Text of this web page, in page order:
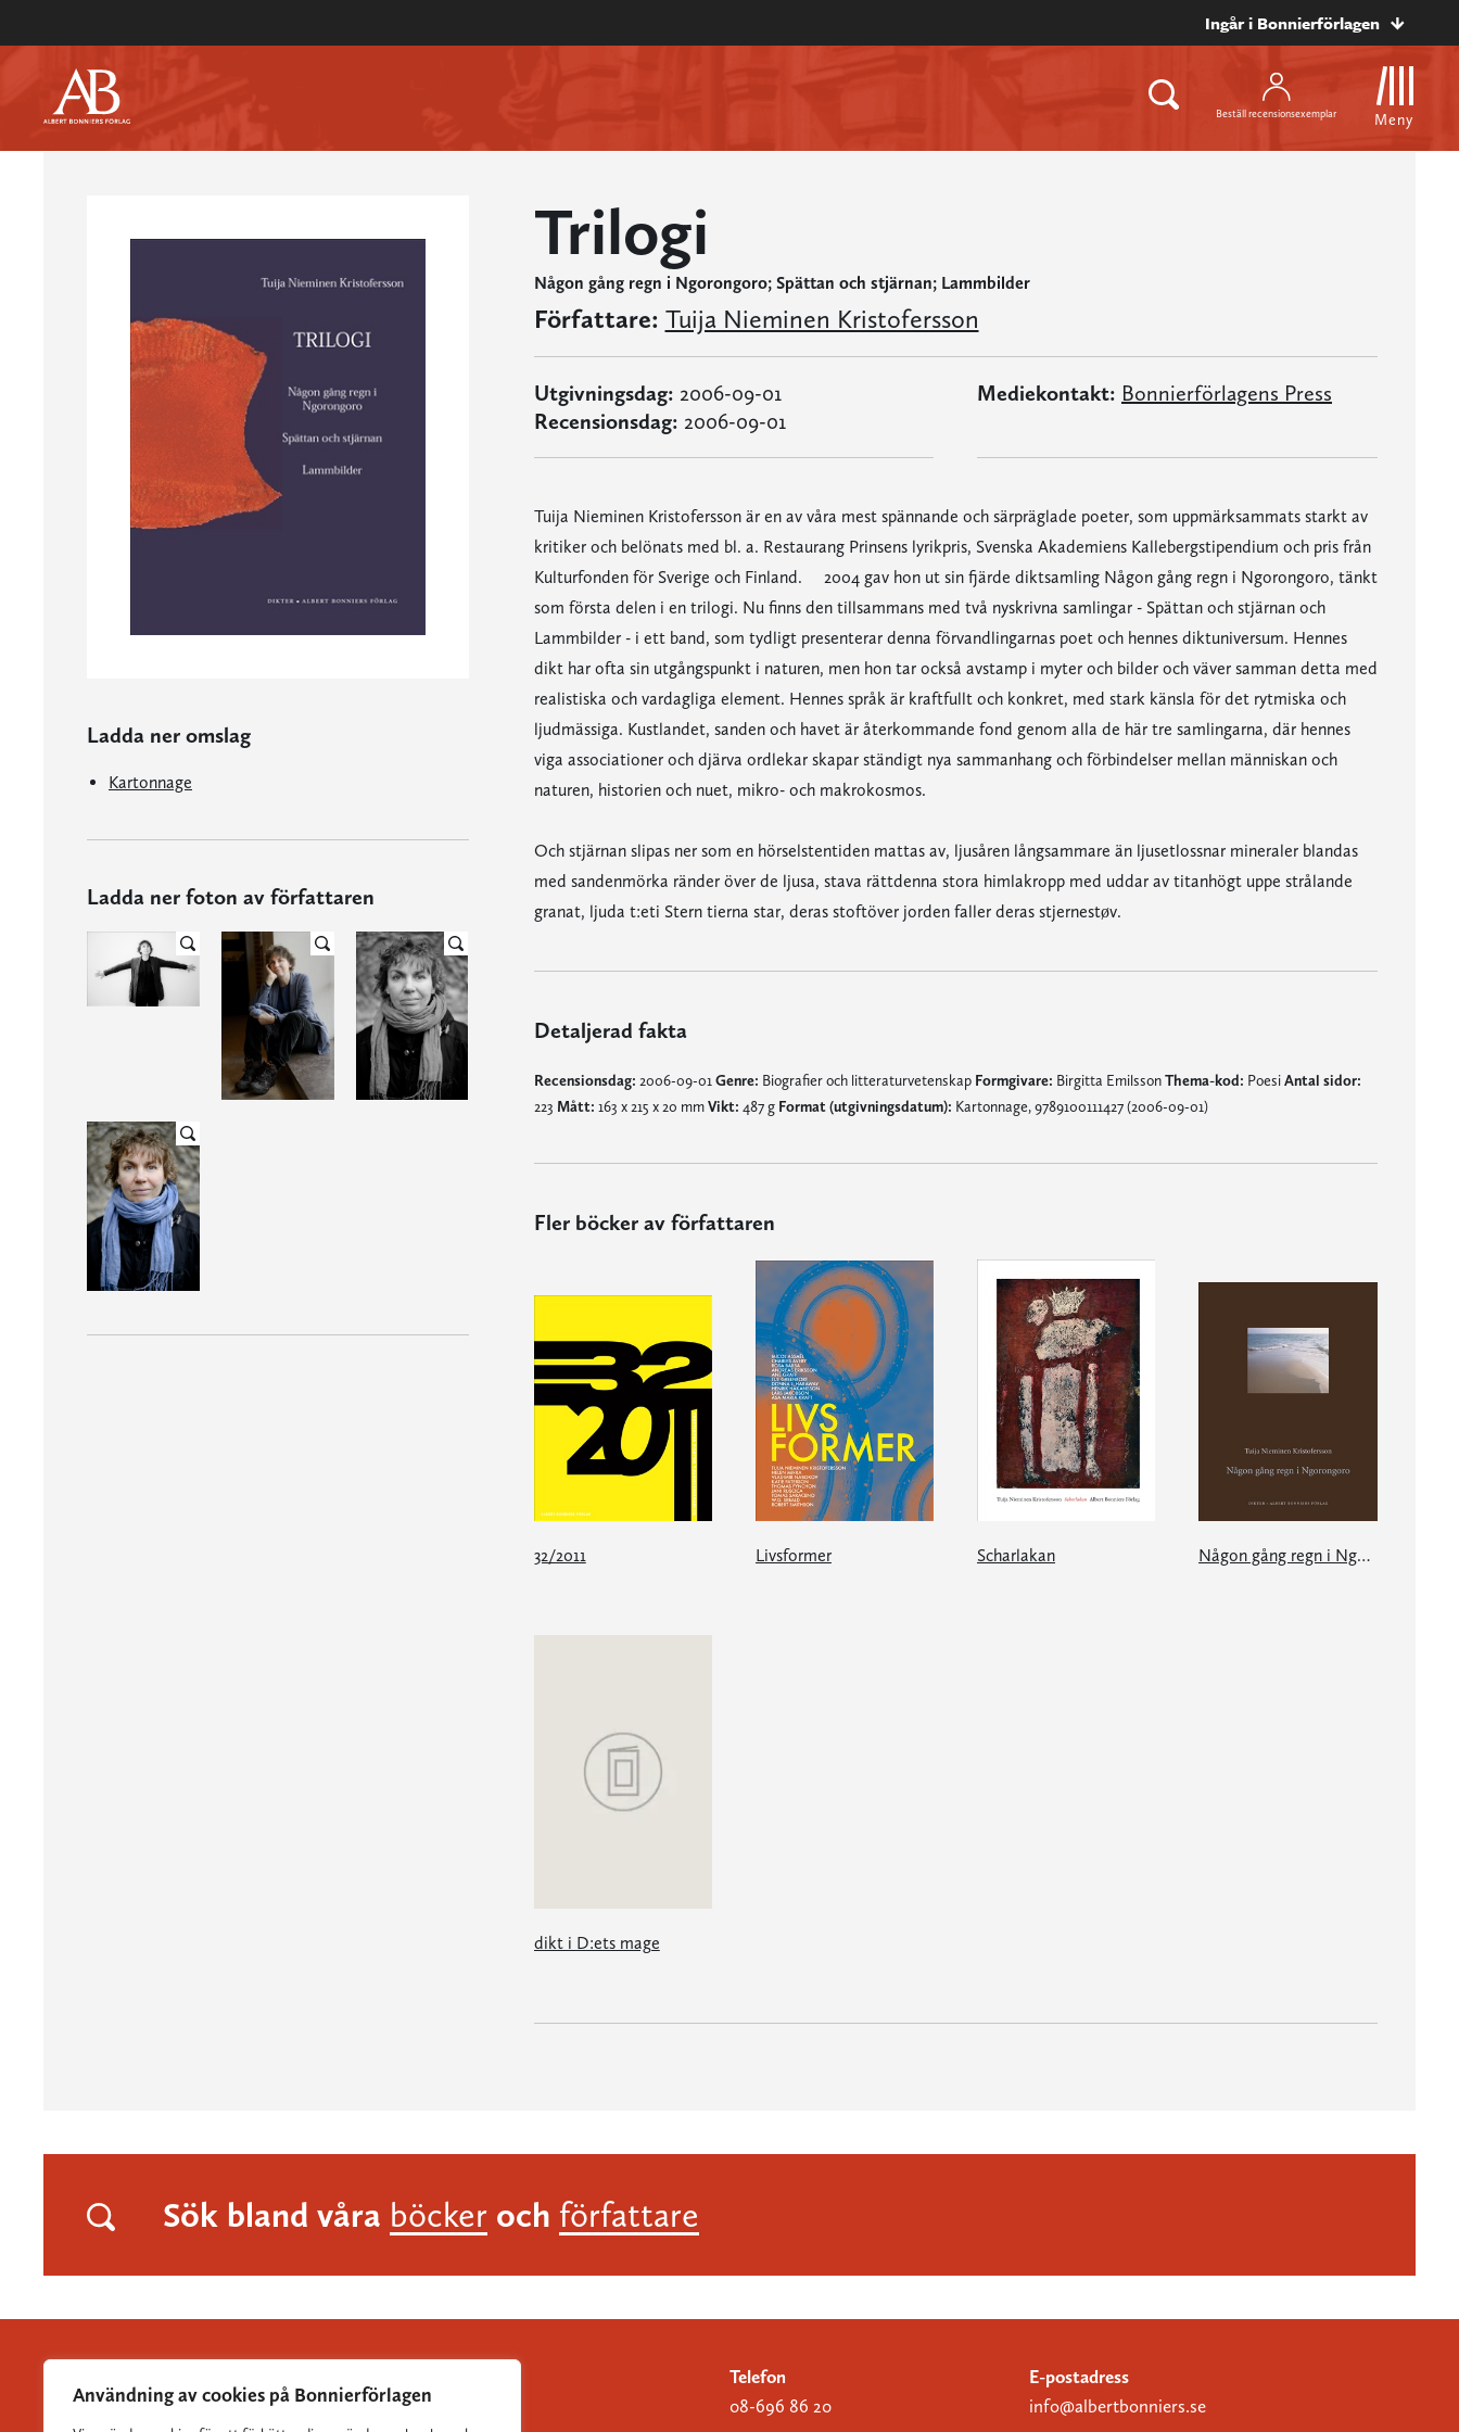
Användning av cookies på Bonnierförlagen
Ingår i Bonnierförlagen
Beställ recensionsexemplar Meny
Ladda ner omslag
Kartonnage
Ladda ner foton av författaren
Trilogi
Någon gång regn i Ngorongoro; Spättan och stjärnan; Lammbilder
Författare: Tuija Nieminen Kristofersson
Utgivningsdag: 2006-09-01
Recensionsdag: 2006-09-01
Mediekontakt: Bonnierförlagens Press
Tuija Nieminen Kristofersson är en av våra mest spännande och särpräglade poeter, som uppmärksammats starkt av
kritiker och belönats med bl. a. Restaurang Prinsens lyrikpris, Svenska Akademiens Kallebergstipendium och pris från
Kulturfonden för Sverige och Finland. 2004 gav hon ut sin fjärde diktsamling Någon gång regn i Ngorongoro, tänkt
som första delen i en trilogi. Nu finns den tillsammans med två nyskrivna samlingar - Spättan och stjärnan och
Lammbilder - i ett band, som tydligt presenterar denna förvandlingarnas poet och hennes diktuniversum. Hennes
dikt har ofta sin utgångspunkt i naturen, men hon tar också avstamp i myter och bilder och väver samman detta med
realistiska och vardagliga element. Hennes språk är kraftfullt och konkret, med stark känsla för det rytmiska och
ljudmässiga. Kustlandet, sanden och havet är återkommande fond genom alla de här tre samlingarna, där hennes
viga associationer och djärva ordlekar skapar ständigt nya sammanhang och förbindelser mellan människan och
naturen, historien och nuet, mikro- och makrokosmos.
Och stjärnan slipas ner som en hörselstentiden mattas av, ljusåren långsammare än ljusetlossnar mineraler blandas
med sandenmörka ränder över de ljusa, stava rättdenna stora himlakropp med uddar av titanhögt uppe strålande
granat, ljuda t:eti Stern tierna star, deras stoftöver jorden faller deras stjernestøv.
Detaljerad fakta
Recensionsdag: 2006-09-01 Genre: Biografier och litteraturvetenskap Formgivare: Birgitta EmilssonThema-kod: PoesiAntal sidor:
223 Mått: 163 x 215 x 20 mmVikt: 487 g Format (utgivningsdatum): Kartonnage, 9789100111427 (2006-09-01)
Fler böcker av författaren
32/2011 Livsformer Scharlakan Någon gång regn i Ngorongoro
dikt i D:ets mage
Sök bland våra böcker och författare
Telefon
08-696 86 20
E-postadress
info@albertbonniers.se